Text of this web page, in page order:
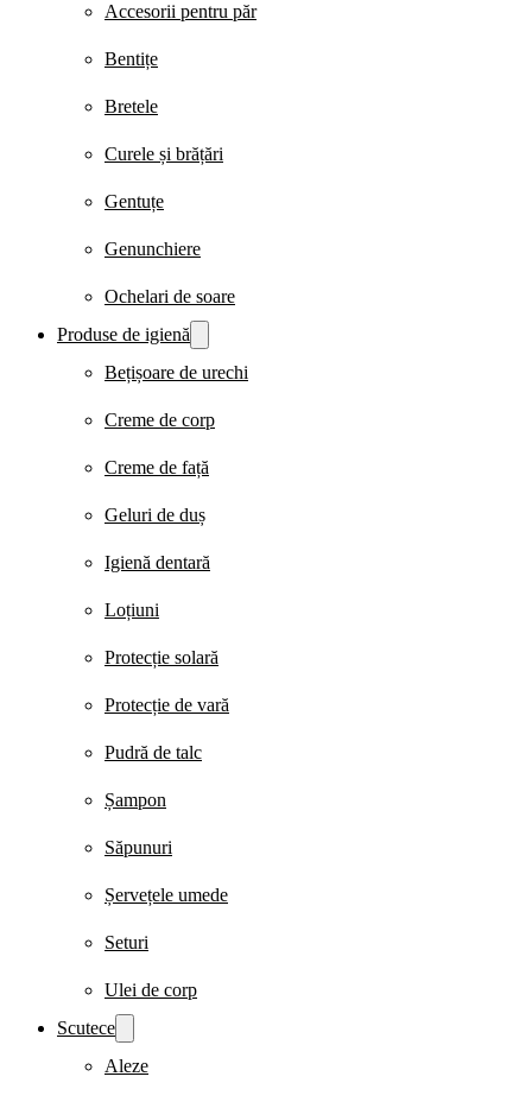
Accesorii pentru păr
Bentițe
Bretele
Curele și brățări
Gentuțe
Genunchiere
Ochelari de soare
Produse de igienă
Bețișoare de urechi
Creme de corp
Creme de față
Geluri de duș
Igienă dentară
Loțiuni
Protecție solară
Protecție de vară
Pudră de talc
Șampon
Săpunuri
Șervețele umede
Seturi
Ulei de corp
Scutece
Aleze